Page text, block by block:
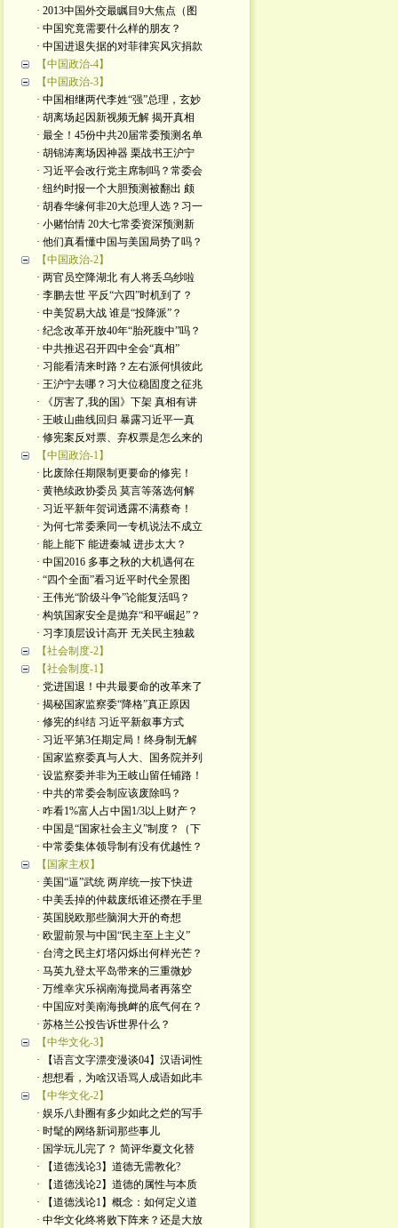
· 2013中国外交最瞩目9大焦点（图
· 中国究竟需要什么样的朋友？
· 中国进退失据的对菲律宾风灾捐款
【中国政治-4】
【中国政治-3】
· 中国相继两代李姓“强”总理，玄妙
· 胡离场起因新视频无解 揭开真相
· 最全！45份中共20届常委预测名单
· 胡锦涛离场因神器 栗战书王沪宁
· 习近平会改行党主席制吗？常委会
· 纽约时报一个大胆预测被翻出 颇
· 胡春华缘何非20大总理人选？习一
· 小赌怡情 20大七常委资深预测新
· 他们真看懂中国与美国局势了吗？
【中国政治-2】
· 两官员空降湖北 有人将丢乌纱啦
· 李鹏去世 平反“六四”时机到了？
· 中美贸易大战 谁是“投降派”？
· 纪念改革开放40年“胎死腹中”吗？
· 中共推迟召开四中全会“真相”
· 习能看清来时路？左右派何惧彼此
· 王沪宁去哪？习大位稳固度之征兆
· 《厉害了,我的国》下架 真相有讲
· 王岐山曲线回归 暴露习近平一真
· 修宪案反对票、弃权票是怎么来的
【中国政治-1】
· 比废除任期限制更要命的修宪！
· 黄艳续政协委员 莫言等落选何解
· 习近平新年贺词透露不满蔡奇！
· 为何七常委乘同一专机说法不成立
· 能上能下 能进秦城 进步太大？
· 中国2016 多事之秋的大机遇何在
· “四个全面”看习近平时代全景图
· 王伟光“阶级斗争”论能复活吗？
· 构筑国家安全是抛弃“和平崛起”？
· 习李顶层设计高开 无关民主独裁
【社会制度-2】
【社会制度-1】
· 党进国退！中共最要命的改革来了
· 揭秘国家监察委“降格”真正原因
· 修宪的纠结 习近平新叙事方式
· 习近平第3任期定局！终身制无解
· 国家监察委真与人大、国务院并列
· 设监察委并非为王岐山留任铺路！
· 中共的常委会制应该废除吗？
· 咋看1%富人占中国1/3以上财产？
· 中国是“国家社会主义”制度？（下
· 中常委集体领导制有没有优越性？
【国家主权】
· 美国“逼”武统 两岸统一按下快进
· 中美丢掉的仲裁废纸谁还攒在手里
· 英国脱欧那些脑洞大开的奇想
· 欧盟前景与中国“民主至上主义”
· 台湾之民主灯塔闪烁出何样光芒？
· 马英九登太平岛带来的三重微妙
· 万维幸灾乐祸南海搅局者再落空
· 中国应对美南海挑衅的底气何在？
· 苏格兰公投告诉世界什么？
【中华文化-3】
· 【语言文字漂变漫谈04】汉语词性
· 想想看，为啥汉语骂人成语如此丰
【中华文化-2】
· 娱乐八卦圈有多少如此之烂的写手
· 时髦的网络新词那些事儿
· 国学玩儿完了？ 简评华夏文化替
· 【道德浅论3】道德无需教化?
· 【道德浅论2】道德的属性与本质
· 【道德浅论1】概念：如何定义道
· 中华文化终将败下阵来？还是大放